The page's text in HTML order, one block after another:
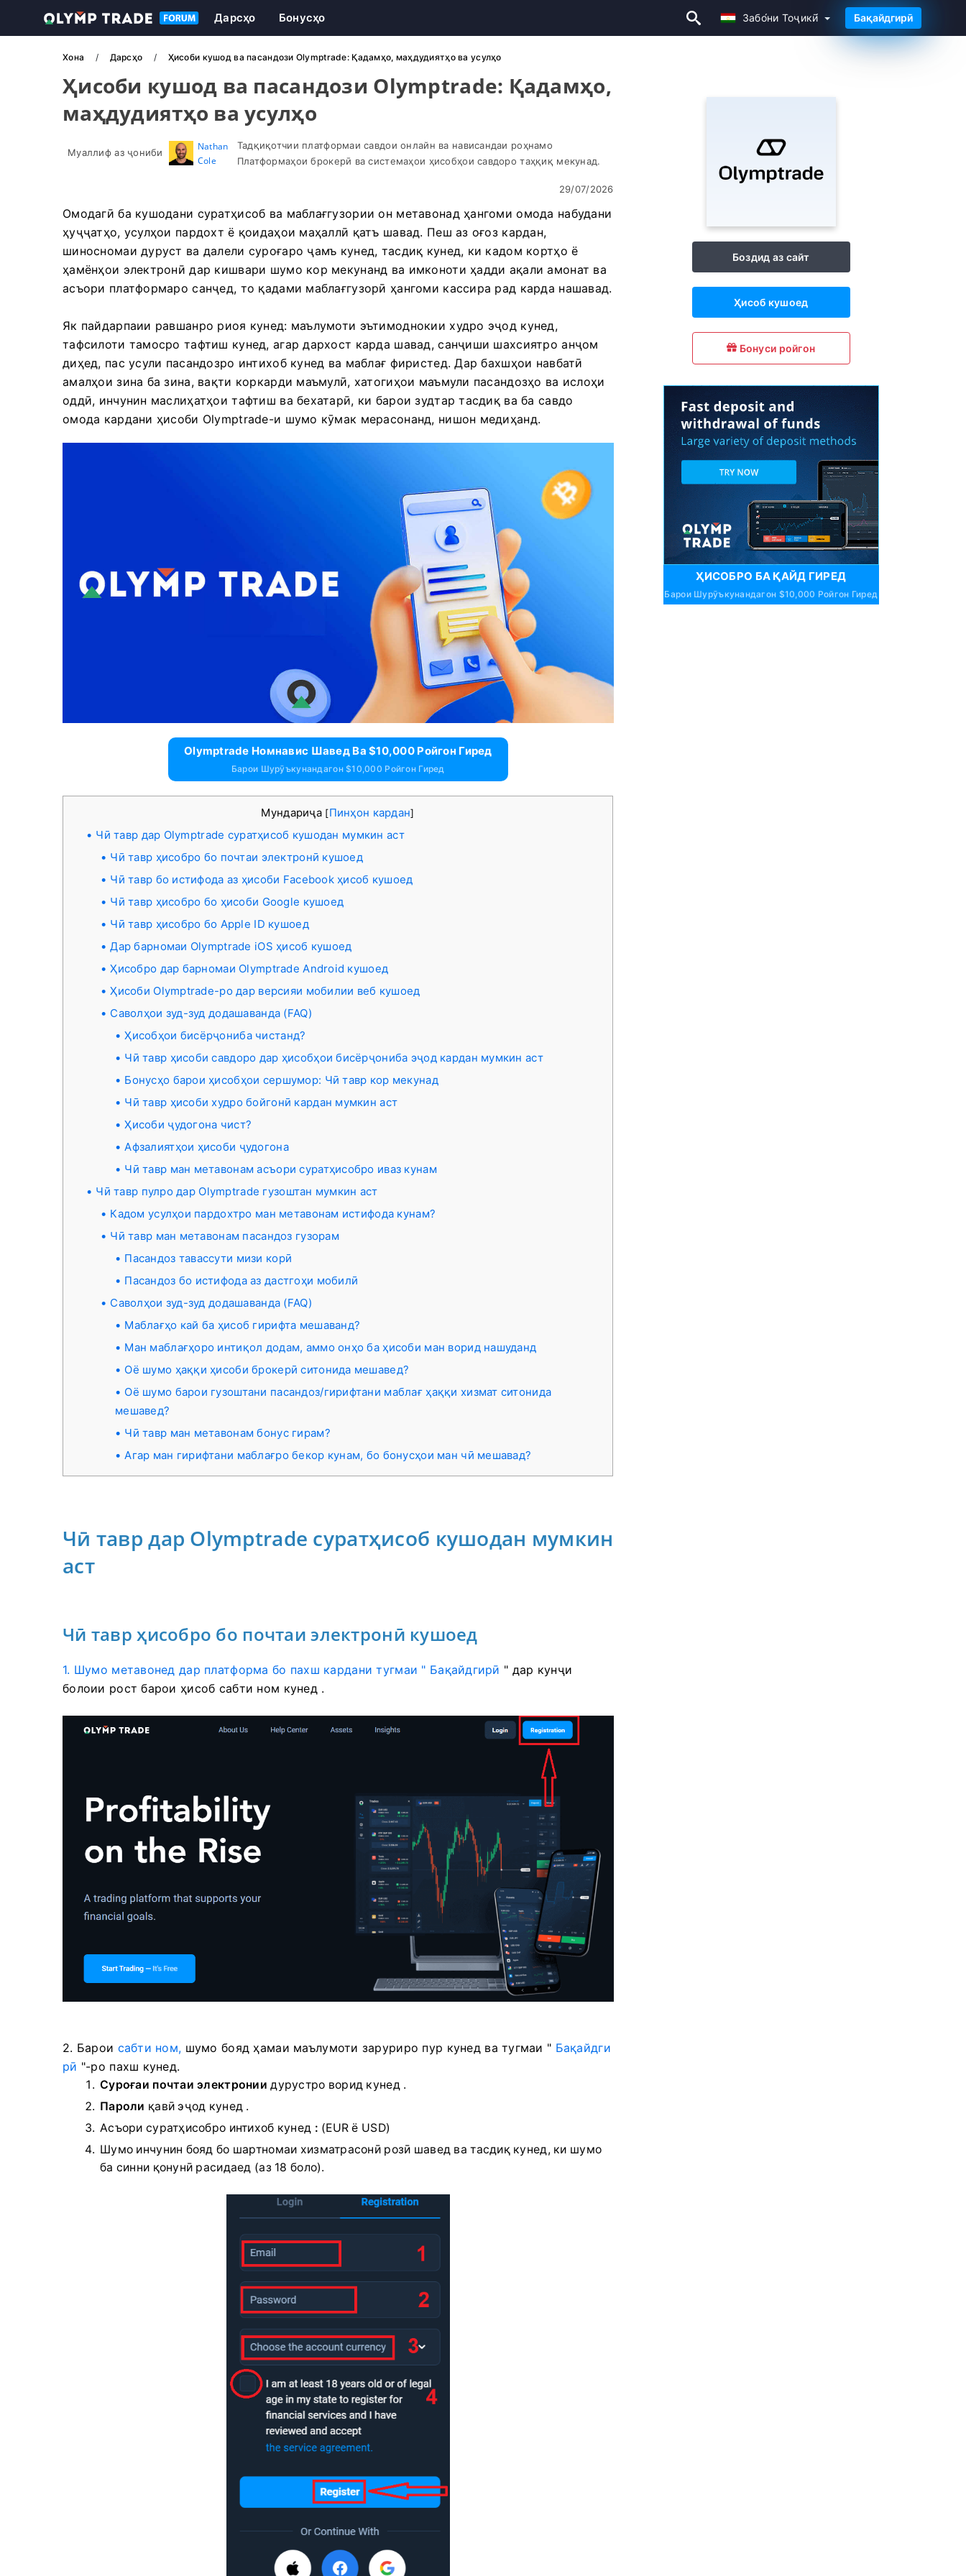
Забо́ни Тоҷикӣ́
Дарсҳо Бонусҳо Забо́ни Тоҷикӣ́ Бақайдгирӣ
Хона Дарсҳо Ҳисоби кушод ва пасандози Olymptrade: Қадамҳо, маҳдудиятҳо ва усулҳо
Ҳисоби кушод ва пасандози Olymptrade: Қадамҳо,
маҳдудиятҳо ва усулҳо
Муаллиф аз ҷониби
Nathan
Cole
Тадқиқотчии платформаи савдои онлайн ва нависандаи роҳнамо
Платформаҳои брокерӣ ва системаҳои ҳисобҳои савдоро таҳқиқ мекунад.
29/07/2026
Омодагӣ ба кушодани суратҳисоб ва маблағгузории он метавонад ҳангоми омода набудани
ҳуҷҷатҳо, усулҳои пардохт ё қоидаҳои маҳаллӣ қатъ шавад. Пеш аз оғоз кардан,
шиносномаи дуруст ва далели суроғаро ҷамъ кунед, тасдиқ кунед, ки кадом кортҳо ё
ҳамёнҳои электронӣ дар кишвари шумо кор мекунанд ва имконоти ҳадди ақали амонат ва
асъори платформаро санҷед, то қадами маблағгузорӣ ҳангоми кассира рад карда нашавад.
Як пайдарпаии равшанро риоя кунед: маълумоти эътимоднокии худро эҷод кунед,
тафсилоти тамосро тафтиш кунед, агар дархост карда шавад, санҷиши шахсиятро анҷом
диҳед, пас усули пасандозро интихоб кунед ва маблағ фиристед. Дар бахшҳои навбатӣ
амалҳои зина ба зина, вақти коркарди маъмулӣ, хатогиҳои маъмули пасандозҳо ва ислоҳи
оддӣ, инчунин маслиҳатҳои тафтиш ва бехатарӣ, ки барои зудтар тасдиқ ва ба савдо
омода кардани ҳисоби Olymptrade-и шумо кӯмак мерасонанд, нишон медиҳанд.
Olymptrade Номнавис Шавед Ва $10,000 Ройгон Гиред
Барои Шурӯъкунандагон $10,000 Ройгон Гиред
Мундариҷа [Пинҳон кардан]
Чӣ тавр дар Olymptrade суратҳисоб кушодан мумкин аст
Чӣ тавр ҳисобро бо почтаи электронӣ кушоед
Чӣ тавр бо истифода аз ҳисоби Facebook ҳисоб кушоед
Чӣ тавр ҳисобро бо ҳисоби Google кушоед
Чӣ тавр ҳисобро бо Apple ID кушоед
Дар барномаи Olymptrade iOS ҳисоб кушоед
Ҳисобро дар барномаи Olymptrade Android кушоед
Ҳисоби Olymptrade-ро дар версияи мобилии веб кушоед
Саволҳои зуд-зуд додашаванда (FAQ)
Ҳисобҳои бисёрҷониба чистанд?
Чӣ тавр ҳисоби савдоро дар ҳисобҳои бисёрҷониба эҷод кардан мумкин аст
Бонусҳо барои ҳисобҳои сершумор: Чӣ тавр кор мекунад
Чӣ тавр ҳисоби худро бойгонӣ кардан мумкин аст
Ҳисоби ҷудогона чист?
Афзалиятҳои ҳисоби ҷудогона
Чӣ тавр ман метавонам асъори суратҳисобро иваз кунам
Чӣ тавр пулро дар Olymptrade гузоштан мумкин аст
Кадом усулҳои пардохтро ман метавонам истифода кунам?
Чӣ тавр ман метавонам пасандоз гузорам
Пасандоз тавассути мизи корӣ
Пасандоз бо истифода аз дастгоҳи мобилӣ
Саволҳои зуд-зуд додашаванда (FAQ)
Маблағҳо кай ба ҳисоб гирифта мешаванд?
Ман маблағҳоро интиқол додам, аммо онҳо ба ҳисоби ман ворид нашуданд
Оё шумо ҳаққи ҳисоби брокерӣ ситонида мешавед?
Оё шумо барои гузоштани пасандоз/гирифтани маблағ ҳаққи хизмат ситонида
мешавед?
Чӣ тавр ман метавонам бонус гирам?
Агар ман гирифтани маблағро бекор кунам, бо бонусҳои ман чӣ мешавад?
Чӣ тавр дар Olymptrade суратҳисоб кушодан мумкин
аст
Чӣ тавр ҳисобро бо почтаи электронӣ кушоед
1. Шумо метавонед дар платформа бо пахш кардани тугмаи " Бақайдгирӣ " дар кунҷи
болоии ростбарои ҳисоб сабти ном кунед .
2. Барои сабти ном, шумо бояд ҳамаи маълумоти заруриро пур кунед ва тугмаи " Бақайдги
рӣ "-ро пахш кунед.
Суроғаи почтаи электронии дурустро ворид кунед .
Пароли қавӣ эҷод кунед .
Асъори суратҳисобро интихоб кунед : (EUR ё USD)
Шумо инчунин бояд бо шартномаи хизматрасонӣ розӣ шавед ва тасдиқ кунед, ки шумо
ба синни қонунӣ расидаед (аз 18 боло).
Боздид аз сайт
Ҳисоб кушоед
Бонуси ройгон
ҲИСОБРО БА ҚАЙД ГИРЕД
Барои Шурӯъкунандагон $10,000 Ройгон Гиред